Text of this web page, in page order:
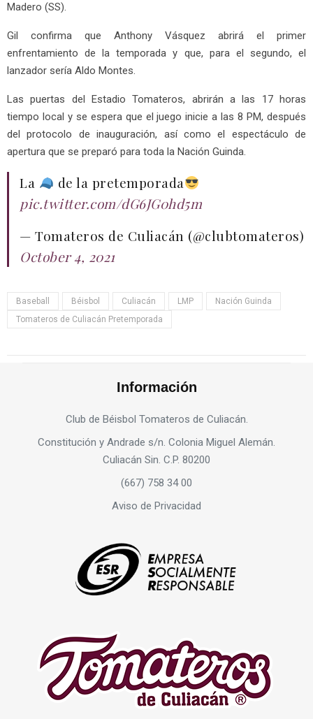
Madero (SS).
Gil confirma que Anthony Vásquez abrirá el primer
enfrentamiento de la temporada y que, para el segundo, el
lanzador sería Aldo Montes.
Las puertas del Estadio Tomateros, abrirán a las 17 horas
tiempo local y se espera que el juego inicie a las 8 PM, después
del protocolo de inauguración, así como el espectáculo de
apertura que se preparó para toda la Nación Guinda.
La
de la pretemporada
pic.twitter.com/dG6JG0hd5m
— Tomateros de Culiacán (@clubtomateros)
October 4, 2021
Baseball Béisbol Culiacán LMP
Nación Guinda
Tomateros de Culiacán Pretemporada
Información
Club de Béisbol Tomateros de Culiacán.
Constitución y Andrade s/n. Colonia Miguel Alemán.
Culiacán Sin. C.P. 80200
(667) 758 34 00
Aviso de Privacidad